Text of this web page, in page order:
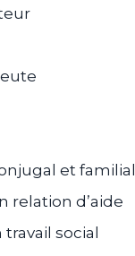
et familial
relation d’aide
social